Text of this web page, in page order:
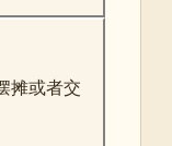
摊或者交